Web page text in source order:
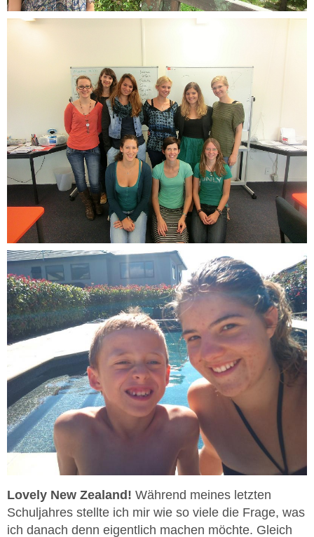
Lovely New Zealand! Während meines letzten
Schuljahres stellte ich mir wie so viele die Frage, was
ich danach denn eigentlich machen möchte. Gleich